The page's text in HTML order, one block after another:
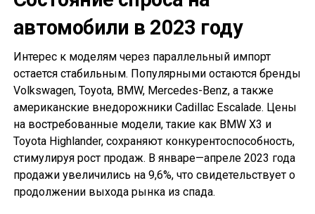
автомобили в 2023 году
Интерес к моделям через параллельный импорт
остается стабильным. Популярными остаются бренды
Volkswagen, Toyota, BMW, Mercedes-Benz, а также
американские внедорожники Cadillac Escalade. Цены
на востребованные модели, такие как BMW X3 и
Toyota Highlander, сохраняют конкурентоспособность,
стимулируя рост продаж. В январе—апреле 2023 года
продажи увеличились на 9,6%, что свидетельствует о
продолжении выхода рынка из спада.